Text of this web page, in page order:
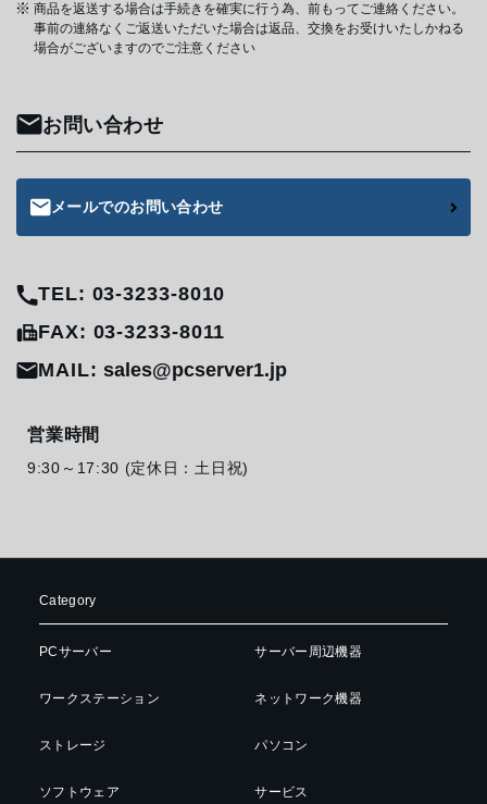
商品を返送する場合は手続きを確実に行う為、前もってご連絡ください。
事前の連絡なくご返送いただいた場合は返品、交換をお受けいたしかねる
場合がございますのでご注意ください
お問い合わせ
メールでのお問い合わせ
TEL: 03-3233-8010
FAX: 03-3233-8011
MAIL:sales@pcserver1.jp
営業時間
9:30～17:30 (定休日：土日祝)
Category
PCサーバー
ワークステーション
ストレージ
ソフトウェア
サーバー周辺機器
ネットワーク機器
パソコン
サービス